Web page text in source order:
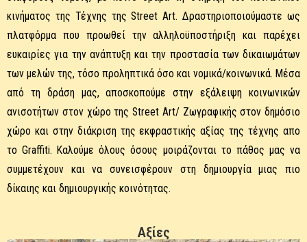
κινήματος της Τέχνης της Street Art. Δραστηριοποιούμαστε ως
πλατφόρμα που προωθεί την αλληλοϋποστήριξη και παρέχει
ευκαιρίες για την ανάπτυξη και την προστασία των δικαιωμάτων
των μελών της, τόσο προληπτικά όσο και νομικά/κοινωνικά. Μέσα
από τη δράση μας, αποσκοπούμε στην εξάλειψη κοινωνικών
ανισοτήτων στον χώρο της Street Art/ Ζωγραφικής στον δημόσιο
χώρο και στην διάκριση της εκφραστικής αξίας της τέχνης απο
το Graffiti. Καλούμε όλους όσους μοιράζονται το πάθος μας να
συμμετέχουν και να συνεισφέρουν στη δημιουργία μιας πιο
δίκαιης και δημιουργικής κοινότητας.
Αξίες